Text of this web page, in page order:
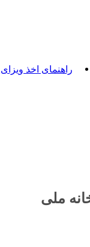
راهنمای اخذ
ملی